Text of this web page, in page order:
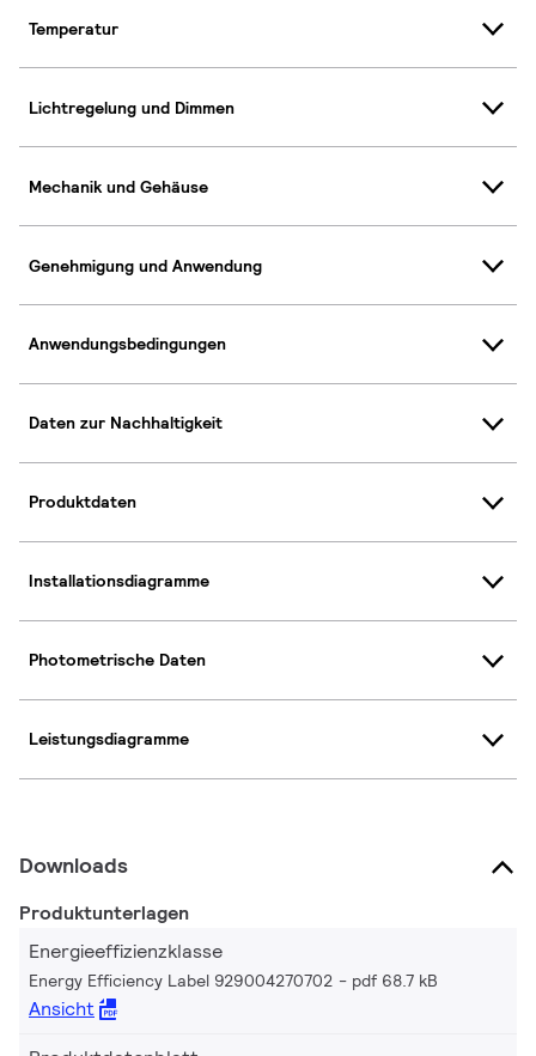
Temperatur
Lichtregelung und Dimmen
Mechanik und Gehäuse
Genehmigung und Anwendung
Anwendungsbedingungen
Daten zur Nachhaltigkeit
Produktdaten
Installationsdiagramme
Photometrische Daten
Leistungsdiagramme
Downloads
Produktunterlagen
Energieeffizienzklasse
Energy Efficiency Label 929004270702 pdf 68.7 kB
Ansicht